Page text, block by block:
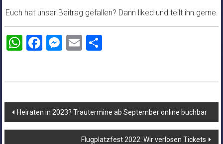
Euch hat unser Beitrag gefallen? Dann liked und teilt ihn gerne.
WhatsApp
Facebook
Messenger
EmailTeilen
Beitragsnavigation
Heiraten in 2023? Trautermine ab September online buchbar
Flugplatzfest 2022: Wir verlosen Tickets